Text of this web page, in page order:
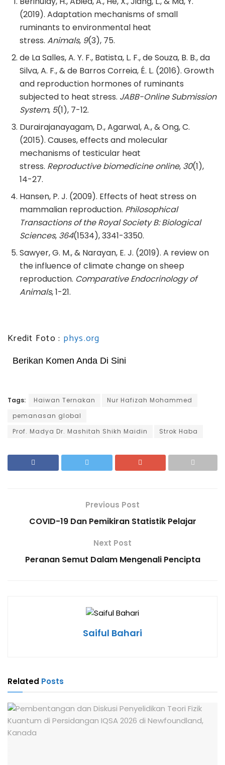
(2019). Adaptation mechanisms of small
ruminants to environmental heat
stress. Animals, 9(3), 75.
de La Salles, A. Y. F., Batista, L. F., de Souza, B. B., da
Silva, A. F., & de Barros Correia, É. L. (2016). Growth
and reproduction hormones of ruminants
subjected to heat stress. JABB-Online Submission
System, 5(1), 7-12.
Durairajanayagam, D., Agarwal, A., & Ong, C.
(2015). Causes, effects and molecular
mechanisms of testicular heat
stress. Reproductive biomedicine online, 30(1),
14-27.
Hansen, P. J. (2009). Effects of heat stress on
mammalian reproduction. Philosophical
Transactions of the Royal Society B: Biological
Sciences, 364(1534), 3341-3350.
Sawyer, G. M., & Narayan, E. J. (2019). A review on
the influence of climate change on sheep
reproduction. Comparative Endocrinology of
Animals, 1-21.
Kredit Foto : phys.org
Berikan Komen Anda Di Sini
Tags: Haiwan Ternakan
Nur Hafizah Mohammed
pemanasan global
Prof. Madya Dr. Mashitah Shikh Maidin
Strok Haba
Previous Post
COVID-19 Dan Pemikiran Statistik Pelajar
Next Post
Peranan Semut Dalam Mengenali Pencipta
Saiful Bahari
Related Posts